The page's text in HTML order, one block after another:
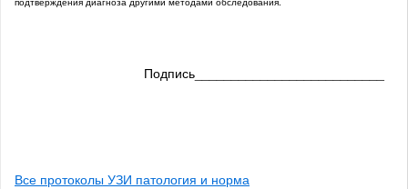
Подпись__________________________
Все протоколы УЗИ патология и норма